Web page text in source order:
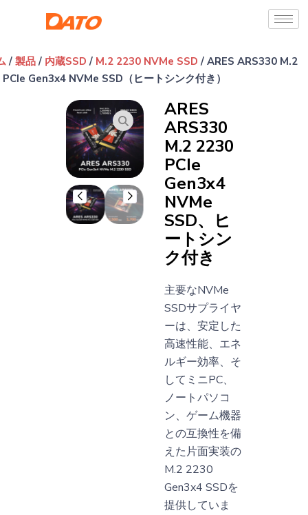
/製品/ 内蔵SSD / M.2 2230 NVMe SSD / ARES ARS330 M.2
Gen3x4 NVMe SSD（ヒートシンク付き）
ARES
ARS330
M.2 2230
PCIe
Gen3x4
NVMe
SSD、ヒ
ートシン
ク付き
主要なNVMe
SSDサプライヤ
ーは、安定した
高速性能、エネ
ルギー効率、そ
してミニPC、
ノートパソコ
ン、ゲーム機器
との互換性を備
えた片面実装の
M.2 2230
Gen3x4 SSDを
提供していま